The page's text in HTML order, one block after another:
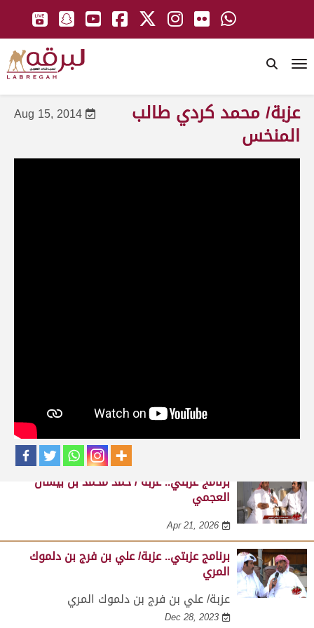
برنامج عزبتي.. عزبة / جبر بن شمسان الرمزاني
النعيمي
برنامج عزبتي.. عزبة / حمد محمد بن بيشان
العجمي
Apr 21, 2026
برنامج عزبتي.. عزبة/ علي بن فرج بن دلموك
المري
عزبة/ علي بن فرج بن دلموك المري
Dec 28, 2023
Aug 15, 2014 عزبة/ محمد كردي طالب
المنخس